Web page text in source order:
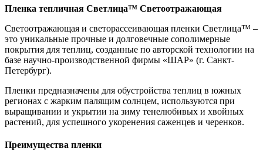
Пленка тепличная Светлица™ Светоотражающая
Светоотражающая и светорассеивающая пленки Светлица™ –
это уникальные прочные и долговечные сополимерные
покрытия для теплиц, созданные по авторской технологии на
базе научно-производственной фирмы «ШАР» (г. Санкт-
Петербург).
Пленки предназначены для обустройства теплиц в южных
регионах с жарким палящим солнцем, используются при
выращивании и укрытии на зиму тенелюбивых и хвойных
растений, для успешного укоренения саженцев и черенков.
Преимущества пленки